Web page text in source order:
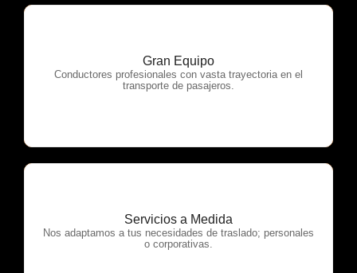
Gran Equipo
Conductores profesionales con vasta trayectoria en el
transporte de pasajeros.
OTP Servicios
Servicios a Medida
Nos adaptamos a tus necesidades de traslado; personales
o corporativas.
OTP Servicios